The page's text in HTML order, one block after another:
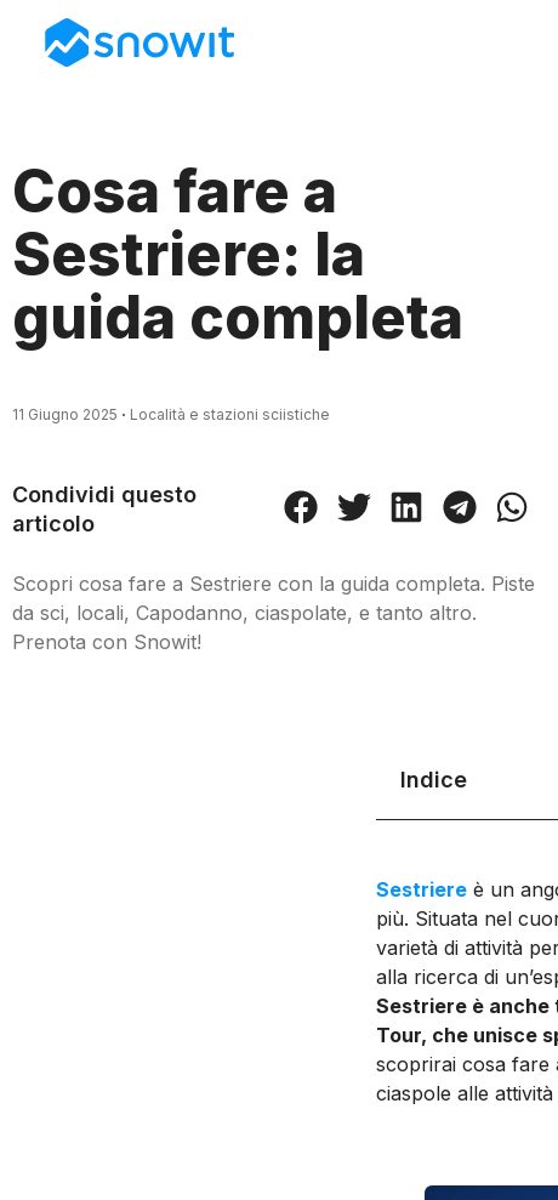
Cosa fare a
Sestriere: la
guida completa
11 Giugno 2025 Località e stazioni sciistiche
Condividi questo
articolo
Scopri cosa fare a Sestriere con la guida completa. Piste
da sci, locali, Capodanno, ciaspolate, e tanto altro.
Prenota con Snowit!
Indice
Sestriere è un
più. Situata nel
varietà di attività
alla ricerca di
Sestriere è anche
Tour, che unisce
scoprirai cosa fare
ciaspole alle